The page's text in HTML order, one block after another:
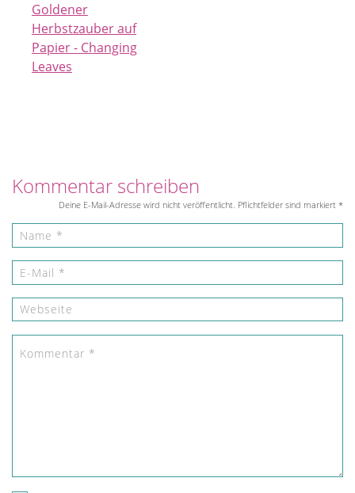
Goldener
Herbstzauber auf
Papier - Changing
Leaves
Kommentar schreiben
Deine E-Mail-Adresse wird nicht veröffentlicht. Pflichtfelder sind markiert *